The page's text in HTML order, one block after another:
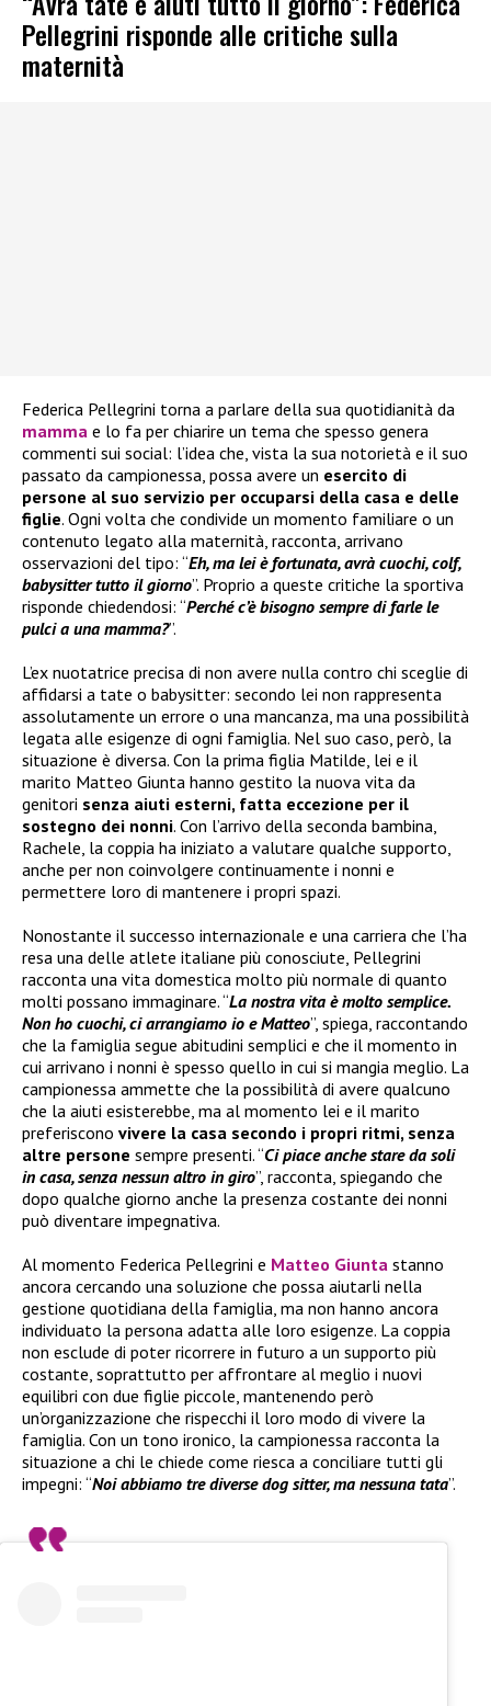
Pellegrini risponde alle critiche sulla
maternità
Federica Pellegrini torna a parlare della sua quotidianità da
mamma e lo fa per chiarire un tema che spesso genera
commenti sui social: l’idea che, vista la sua notorietà e il suo
passato da campionessa, possa avere un esercito di
persone al suo servizio per occuparsi della casa e delle
figlie. Ogni volta che condivide un momento familiare o un
contenuto legato alla maternità, racconta, arrivano
osservazioni del tipo: “Eh, ma lei è fortunata, avrà cuochi, colf,
babysitter tutto il giorno”. Proprio a queste critiche la sportiva
risponde chiedendosi: “Perché c’è bisogno sempre di farle le
pulci a una mamma?”.
L’ex nuotatrice precisa di non avere nulla contro chi sceglie di
affidarsi a tate o babysitter: secondo lei non rappresenta
assolutamente un errore o una mancanza, ma una possibilità
legata alle esigenze di ogni famiglia. Nel suo caso, però, la
situazione è diversa. Con la prima figlia Matilde, lei e il
marito Matteo Giunta hanno gestito la nuova vita da
genitori senza aiuti esterni, fatta eccezione per il
sostegno dei nonni. Con l’arrivo della seconda bambina,
Rachele, la coppia ha iniziato a valutare qualche supporto,
anche per non coinvolgere continuamente i nonni e
permettere loro di mantenere i propri spazi.
Nonostante il successo internazionale e una carriera che l’ha
resa una delle atlete italiane più conosciute, Pellegrini
racconta una vita domestica molto più normale di quanto
molti possano immaginare. “La nostra vita è molto semplice.
Non ho cuochi, ci arrangiamo io e Matteo”, spiega, raccontando
che la famiglia segue abitudini semplici e che il momento in
cui arrivano i nonni è spesso quello in cui si mangia meglio. La
campionessa ammette che la possibilità di avere qualcuno
che la aiuti esisterebbe, ma al momento lei e il marito
preferiscono vivere la casa secondo i propri ritmi, senza
altre persone sempre presenti. “Ci piace anche stare da soli
in casa, senza nessun altro in giro”, racconta, spiegando che
dopo qualche giorno anche la presenza costante dei nonni
può diventare impegnativa.
Al momento Federica Pellegrini e Matteo Giunta stanno
ancora cercando una soluzione che possa aiutarli nella
gestione quotidiana della famiglia, ma non hanno ancora
individuato la persona adatta alle loro esigenze. La coppia
non esclude di poter ricorrere in futuro a un supporto più
costante, soprattutto per affrontare al meglio i nuovi
equilibri con due figlie piccole, mantenendo però
un’organizzazione che rispecchi il loro modo di vivere la
famiglia. Con un tono ironico, la campionessa racconta la
situazione a chi le chiede come riesca a conciliare tutti gli
impegni: “Noi abbiamo tre diverse dog sitter, ma nessuna tata”.